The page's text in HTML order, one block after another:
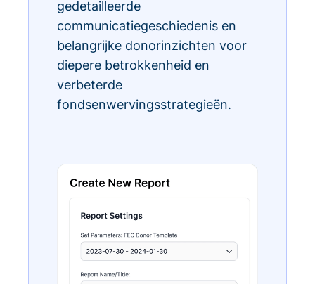
gedetailleerde
communicatiegeschiedenis en
belangrijke donorinzichten voor
diepere betrokkenheid en
verbeterde
fondsenwervingsstrategieën.